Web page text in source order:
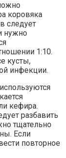
коровяка
следует
нужно
1:10.
кусты,
инфекции.
кефира.
разбавить
тщательно
Если
повторное